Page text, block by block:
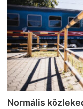
Normális